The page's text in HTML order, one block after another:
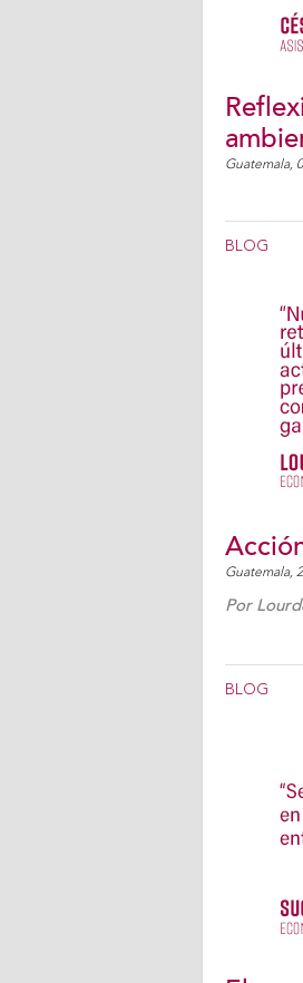
Guatemala,
BLOG
Guatemala,
Por
BLOG